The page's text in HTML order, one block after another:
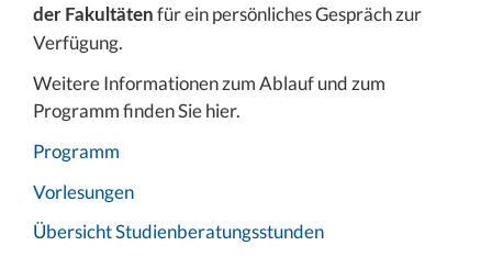
der Fakultäten für ein persönliches Gespräch zur
Verfügung.
Weitere Informationen zum Ablauf und zum
Programm finden Sie hier.
Programm
Vorlesungen
Übersicht Studienberatungsstunden